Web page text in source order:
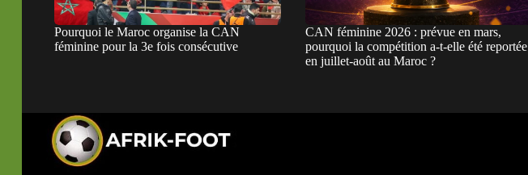
Pourquoi le Maroc organise la CAN
féminine pour la 3e fois consécutive
CAN féminine 2026 : prévue en mars,
pourquoi la compétition a-t-elle été reportée
en juillet-août au Maroc ?